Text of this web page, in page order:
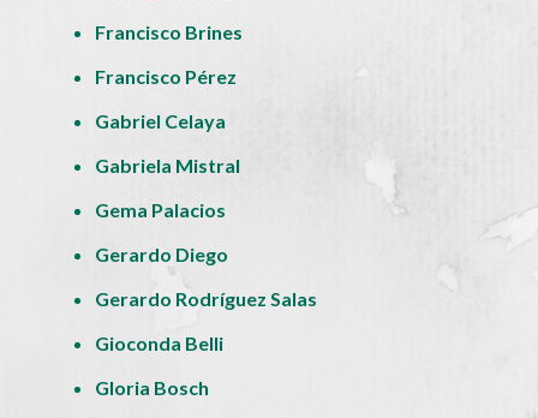
Francisco Brines
Francisco Pérez
Gabriel Celaya
Gabriela Mistral
Gema Palacios
Gerardo Diego
Gerardo Rodríguez Salas
Gioconda Belli
Gloria Bosch